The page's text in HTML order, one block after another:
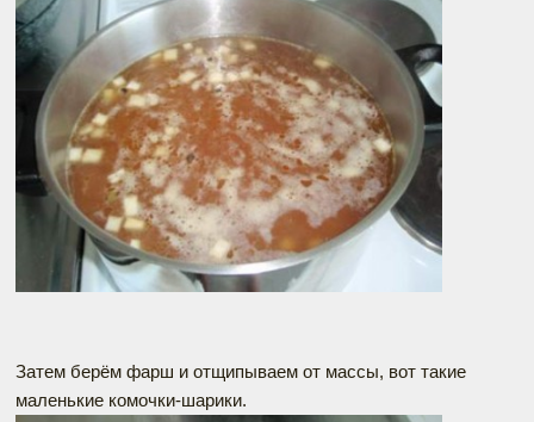
Затем берём фарш и отщипываем от массы, вот такие
маленькие комочки-шарики.